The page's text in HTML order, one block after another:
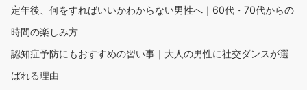
定年後、何をすればいいかわからない男性へ｜60代・70代からの
時間の楽しみ方
認知症予防にもおすすめの習い事｜大人の男性に社交ダンスが選
ばれる理由